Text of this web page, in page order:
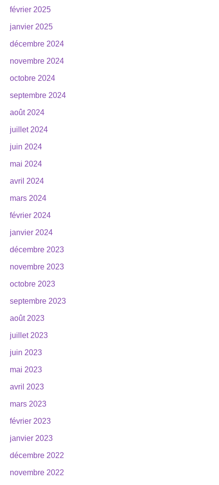
février 2025
janvier 2025
décembre 2024
novembre 2024
octobre 2024
septembre 2024
août 2024
juillet 2024
juin 2024
mai 2024
avril 2024
mars 2024
février 2024
janvier 2024
décembre 2023
novembre 2023
octobre 2023
septembre 2023
août 2023
juillet 2023
juin 2023
mai 2023
avril 2023
mars 2023
février 2023
janvier 2023
décembre 2022
novembre 2022